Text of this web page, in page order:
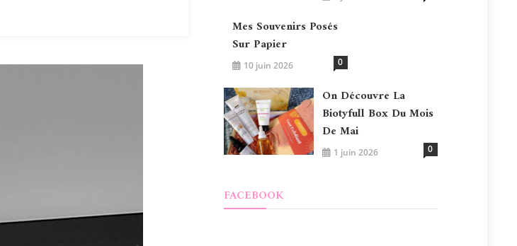
Mes Souvenirs Posés
Sur Papier
10 juin 2026 0
On Découvre La
Biotyfull Box Du Mois
De Mai
1 juin 2026 0
FACEBOOK